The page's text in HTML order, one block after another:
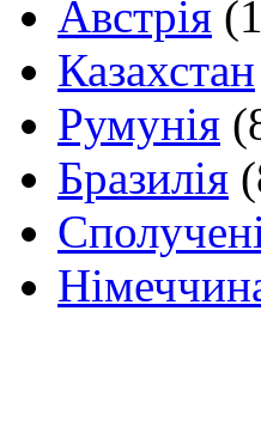
Австрія
Казахстан
Румунія
Бразилія